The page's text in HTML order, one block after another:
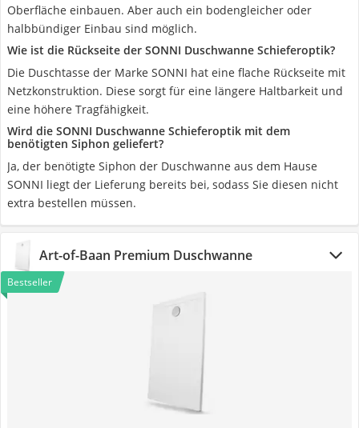
Oberfläche einbauen. Aber auch ein bodengleicher oder
halbbündiger Einbau sind möglich.
Wie ist die Rückseite der SONNI Duschwanne Schieferoptik?
Die Duschtasse der Marke SONNI hat eine flache Rückseite mit
Netzkonstruktion. Diese sorgt für eine längere Haltbarkeit und
eine höhere Tragfähigkeit.
Wird die SONNI Duschwanne Schieferoptik mit dem
benötigten Siphon geliefert?
Ja, der benötigte Siphon der Duschwanne aus dem Hause
SONNI liegt der Lieferung bereits bei, sodass Sie diesen nicht
extra bestellen müssen.
Art-of-Baan Premium Duschwanne
Bestseller